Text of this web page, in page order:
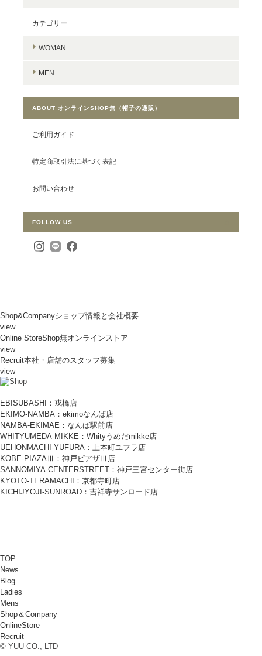
カテゴリー
WOMAN
MEN
ABOUT オンラインSHOP無（帽子の通販）
ご利用ガイド
特定商取引法に基づく表記
お問い合わせ
FOLLOW US
Shop&Companyショップ情報と会社概要
view
Online StoreShop無オンラインストア
view
Recruit本社・店舗のスタッフ募集
view
EBISUBASHI：戎橋店
EKIMO-NAMBA：ekimoなんば店
NAMBA-EKIMAE：なんば駅前店
WHITYUMEDA-MIKKE：Whityうめだmikke店
UEHONMACHI-YUFURA：上本町ユフラ店
KOBE-PIAZAⅢ：神戸ピアザⅢ店
SANNOMIYA-CENTERSTREET：神戸三宮センター街店
KYOTO-TERAMACHI：京都寺町店
KICHIJYOJI-SUNROAD：吉祥寺サンロード店
TOP
News
Blog
Ladies
Mens
Shop＆Company
OnlineStore
Recruit
© YUU CO., LTD